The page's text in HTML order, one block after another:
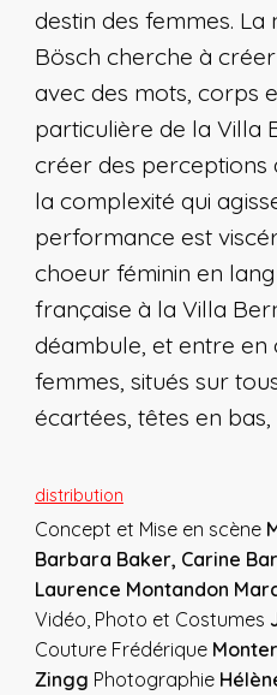
destin des femmes.
Bösch cherche à
avec des mots, corps
particulière de la Villa
créer des perceptions
la complexité qui
performance est
choeur féminin en
française à la Villa
déambule, et entre en
femmes, situés sur
écartées, têtes en
distribution
Concept et Mise en scène
Barbara Baker, Carine
Laurence Montandon
Vidéo, Photo et Costumes
Couture Frédérique
Zingg Photographie